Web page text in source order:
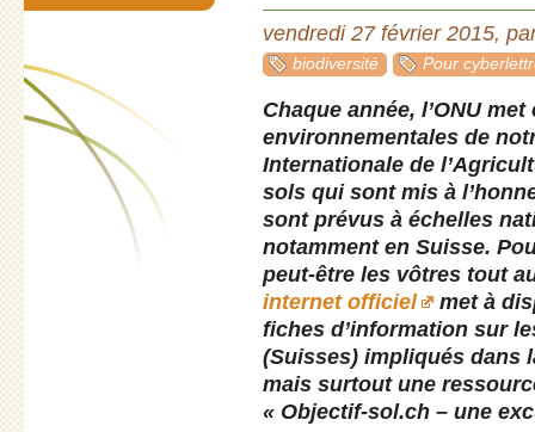
vendredi 27 février 2015,
biodiversité Pour
Chaque année, l’ONU
environnementales de
Internationale de
sols qui sont mis à
sont prévus à échelles
notamment en Suisse.
peut-être les vôtres tout
internet officiel
met à
fiches d’information sur
(Suisses) impliqués dans
mais surtout une
« Objectif-sol.ch – une